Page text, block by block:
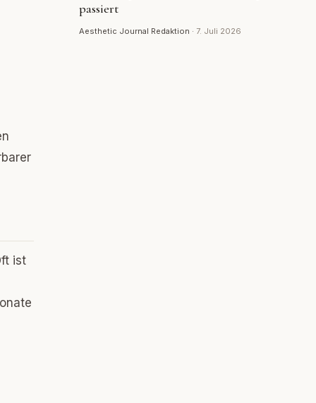
ist
passiert
Aesthetic Journal Redaktion · 7. Juli 2026